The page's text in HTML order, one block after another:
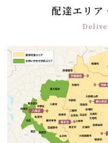
ン
配達エリア